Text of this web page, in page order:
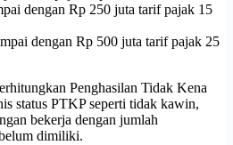
dengan Rp 250 juta tarif pajak 15
dengan Rp 500 juta tarif pajak 25
Penghasilan Tidak Kena
status PTKP seperti tidak kawin,
bekerja dengan jumlah
dimiliki.